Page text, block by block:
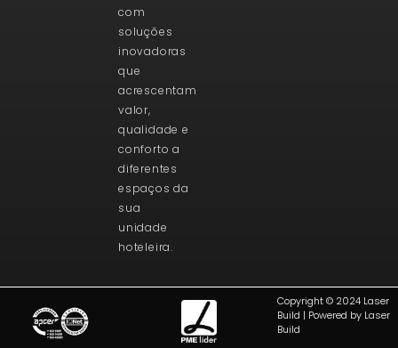
com
soluções
inovadoras
que
acrescentam
valor,
qualidade e
conforto a
diferentes
espaços da
sua
unidade
hoteleira.
Copyright © 2024 Laser
Build | Powered by Laser
Build